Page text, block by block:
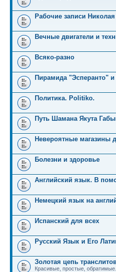
Рабочие записи
Вечные двигатели и
Всяко-разно
Пирамида "Эсперанто" и
Политика. Politiko.
Путь Шамана Якута
Невероятные магазины
Болезни и здоровье
Английский язык. В
Немецкий язык на
Испанский для всех
Русский Язык и Его
Золотая цепь
Красивые, простые, обратимые.